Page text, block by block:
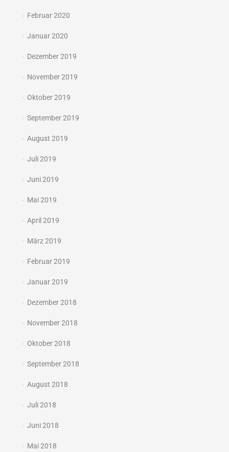
Februar 2020
Januar 2020
Dezember 2019
November 2019
Oktober 2019
September 2019
August 2019
Juli 2019
Juni 2019
Mai 2019
April 2019
März 2019
Februar 2019
Januar 2019
Dezember 2018
November 2018
Oktober 2018
September 2018
August 2018
Juli 2018
Juni 2018
Mai 2018